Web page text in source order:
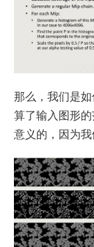
那么，我们是
算了输入图形
意义的，因为我